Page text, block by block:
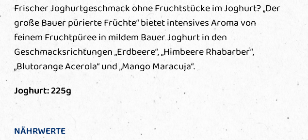
Frischer Joghurtgeschmack ohne Fruchtstücke im Joghurt? „Der
große Bauer pürierte Früchte“ bietet intensives Aroma von
feinem Fruchtpüree in mildem Bauer Joghurt in den
Geschmacksrichtungen „Erdbeere“, „Himbeere Rhabarber“,
„Blutorange Acerola“ und „Mango Maracuja“.
Joghurt: 225g
NÄHRWERTE